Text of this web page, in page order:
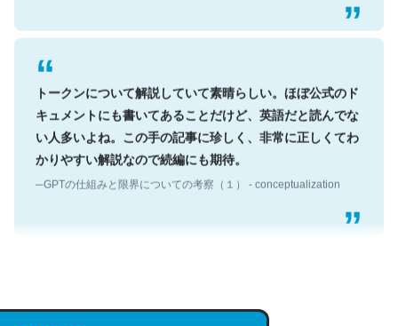
トークンについて解説していて素晴らしい。ほぼ公式のド
キュメントにも書いてあることだけど、英語だと読んでな
い人多いよね。この手の記事に珍しく、非常に正しくてわ
かりやすい解説なので続編にも期待。
─GPTの仕組みと限界についての考察（１） - conceptualization
説してる記事が少ないので貴重な良記事。/続編来た